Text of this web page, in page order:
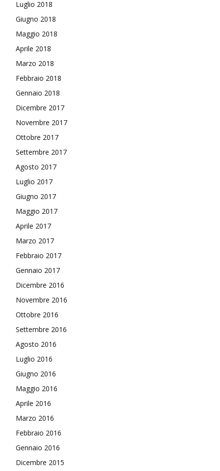
Luglio 2018
Giugno 2018
Maggio 2018
Aprile 2018
Marzo 2018
Febbraio 2018
Gennaio 2018
Dicembre 2017
Novembre 2017
Ottobre 2017
Settembre 2017
Agosto 2017
Luglio 2017
Giugno 2017
Maggio 2017
Aprile 2017
Marzo 2017
Febbraio 2017
Gennaio 2017
Dicembre 2016
Novembre 2016
Ottobre 2016
Settembre 2016
Agosto 2016
Luglio 2016
Giugno 2016
Maggio 2016
Aprile 2016
Marzo 2016
Febbraio 2016
Gennaio 2016
Dicembre 2015